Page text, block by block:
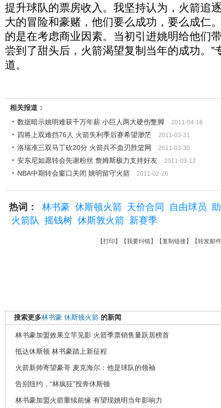
提升球队的票房收入。我坚持认为，火箭追
大的冒险和豪赌，他们要么成功，要么成仁
的是在考虑商业因素。当初引进姚明给他们
尝到了甜头后，火箭渴望复制当年的成功。”
道。
相关报道：
数据暗示姚明难获千万年薪 小巨人两大硬伤蹩脚
2011-04-18
四将上双难挡76人 火箭失利季后赛希望渺茫 2011-03-31
洛瑞准三双马丁砍20分 火箭兵不血刃胜篮网 2011-03-30
安东尼如愿转会先谢粉丝 詹姆斯极力支持好友 2011-03-12
NBA中期转会窗口关闭 姚明留守火箭 2011-02-26
热词： 林书豪 休斯顿火箭 天价合同 自由球员
火箭队
摇钱树 休斯敦火箭 新赛季
【打印 】【我要纠错】【复制链接】【转发邮件
搜索更多林书豪 休斯顿火箭 的新闻
林书豪加盟效果立竿见影 火箭季票销售量跃居榜首
抵达休斯顿 林书豪踏上新征程
火箭新帅寄望豪哥 麦克海尔：他是球队的领袖
告别纽约，“林疯狂”投奔休斯顿
林书豪加盟火箭重续前缘 有望现姚明当年影响力